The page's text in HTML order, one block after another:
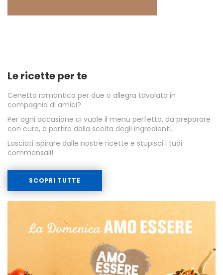
Le ricette per te
Cenetta romantica per due o allegra tavolata in
compagnia di amici?
Per ogni occasione ci vuole il menu perfetto, da preparare
con cura, a partire dalla scelta degli ingredienti.
Lasciati ispirare dalle nostre ricette e stupisci i tuoi
commensali!
SCOPRI TUTTE